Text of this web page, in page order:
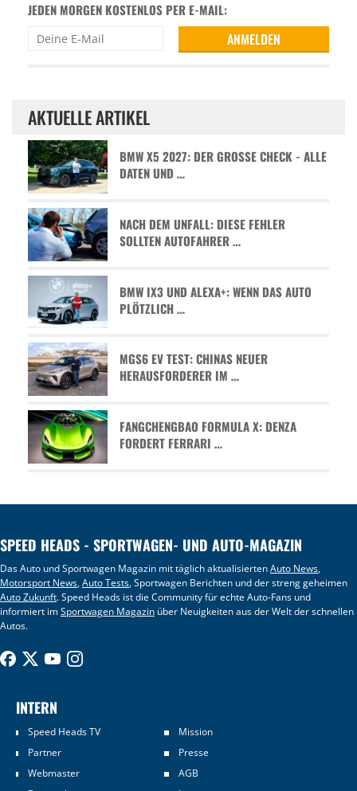
JEDEN MORGEN KOSTENLOS PER E-MAIL:
AKTUELLE ARTIKEL
BMW X5 2027: DER GROSSE CHECK - ALLE D
ATEN UND …
NACH DEM UNFALL: DIESE FEHLER
SOLLTEN AUTOFAHRER …
BMW IX3 UND ALEXA+: WENN DAS AUTO
PLÖTZLICH …
MGS6 EV TEST: CHINAS NEUER
HERAUSFORDERER IM …
FANGCHENGBAO FORMULA X: DENZA
FORDERT FERRARI …
SPEED HEADS - SPORTWAGEN- UND AUTO-MAGAZIN
Das Auto und Sportwagen Magazin mit täglich aktualisiertenAuto News,
Motorsport News,Auto Tests, Sportwagen Berichten und der streng geheimen
Auto Zukunft. Speed Heads ist die Community für echte Auto-Fans und
informiert imSportwagen Magazin über Neuigkeiten aus der Welt der schnellen
Autos.
INTERN
Speed Heads TV
Mission
Partner
Presse
Webmaster
AGB